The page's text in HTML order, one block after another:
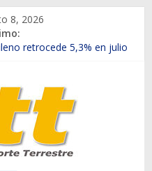
8, 2026
en lanzar la nueva
de Chevrolet en el Biobío
sucursales en Rancagua y
estrenada Bolden en